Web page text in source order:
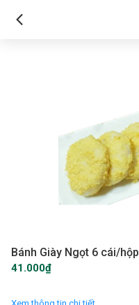
Bánh Giày Ngọt 6 cái/hộp
41.000₫